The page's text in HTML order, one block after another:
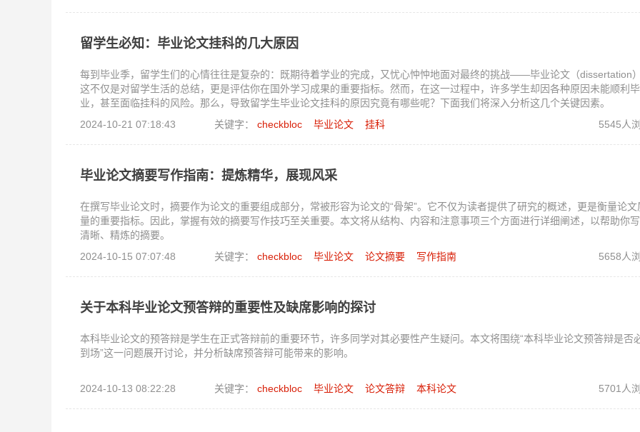
留学生必知：毕业论文挂科的几大原因
每到毕业季，留学生们的心情往往是复杂的：既期待着学业的完成，又忧心忡忡地面对最终的挑战——毕业论文（dissertation）
这不仅是对留学生活的总结，更是评估你在国外学习成果的重要指标。然而，在这一过程中，许多学生却因各种原因未能顺利毕
业，甚至面临挂科的风险。那么，导致留学生毕业论文挂科的原因究竟有哪些呢？下面我们将深入分析这几个关键因素。
2024-10-21 07:18:43
关键字： checkbloc 毕业论文 挂科 5545人
毕业论文摘要写作指南：提炼精华，展现风采
在撰写毕业论文时，摘要作为论文的重要组成部分，常被形容为论文的“骨架”。它不仅为读者提供了研究的概述，更是衡量论文
量的重要指标。因此，掌握有效的摘要写作技巧至关重要。本文将从结构、内容和注意事项三个方面进行详细阐述，以帮助你
清晰、精炼的摘要。
2024-10-15 07:07:48
关键字： checkbloc 毕业论文 论文摘要 写作指南 5658人
关于本科毕业论文预答辩的重要性及缺席影响的探讨
本科毕业论文的预答辩是学生在正式答辩前的重要环节，许多同学对其必要性产生疑问。本文将围绕“本科毕业论文预答辩是否
到场”这一问题展开讨论，并分析缺席预答辩可能带来的影响。
2024-10-13 08:22:28 关键字： checkbloc 毕业论文 论文答辩 本科论文 5701人